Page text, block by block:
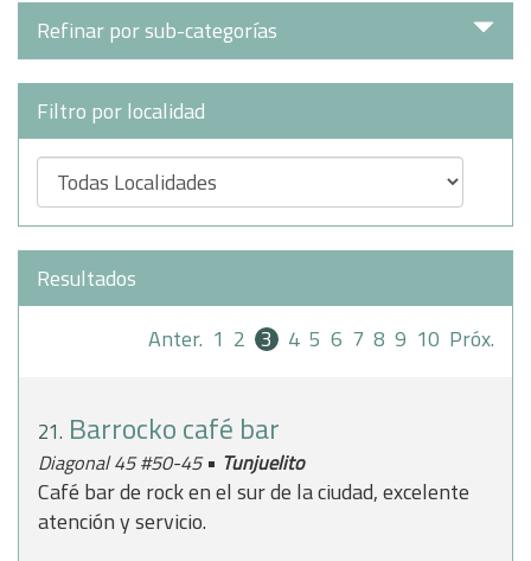
Refinar por sub-categorías
Filtro por localidad
Resultados
Anter. 1 2 3 4 5 6 7 8 9 10 Próx.
21. Barrocko café bar
Diagonal 45 #50-45• Tunjuelito
Café bar de rock en el sur de la ciudad, excelente
atención y servicio.